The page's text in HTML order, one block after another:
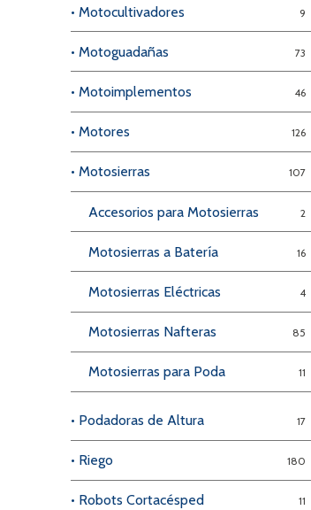
• Motocultivadores 9
• Motoguadañas 73
• Motoimplementos 46
• Motores 126
• Motosierras 107
Accesorios para Motosierras 2
Motosierras a Batería 16
Motosierras Eléctricas 4
Motosierras Nafteras 85
Motosierras para Poda 11
• Podadoras de Altura 17
• Riego 180
• Robots Cortacésped 11